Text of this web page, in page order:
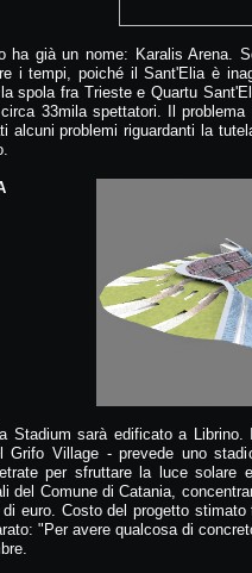
ha già un nome: Karalis Arena.
i tempi, poiché il Sant'Elia è
spola fra Trieste e Quartu
33mila spettatori. Il
alcuni problemi riguardanti la
Stadium sarà edificato a
Grifo Village - prevede uno
per sfruttare la luce solare
del Comune di Catania,
euro. Costo del progetto
"Per avere qualcosa di